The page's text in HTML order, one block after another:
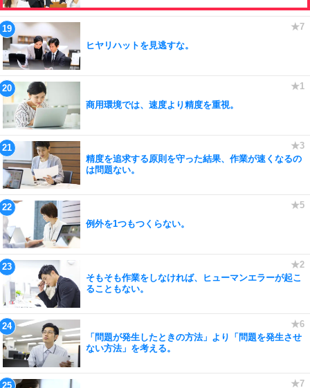
ヒヤリハットを見逃すな。
商用環境では、速度より精度を重視。
精度を追求する原則を守った結果、作業が速くなるの
は問題ない。
例外を1つもつくらない。
そもそも作業をしなければ、ヒューマンエラーが起こ
ることもない。
「問題が発生したときの方法」より「問題を発生させ
ない方法」を考える。